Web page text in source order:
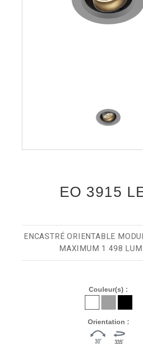
EO 3915
ENCASTRÉ ORIENTABLE
MAXIMUM 1 498
Couleur(s) :
Orientation :